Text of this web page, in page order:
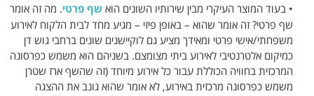
• בעוד המוצר העיקרי מבין שירותיו השונים הוא שף פרטי. מה זה אומר
שף פרטי? זה אומר שהוא – באופן פיזי – מגיע מחד לבית הלקוח לאירוע
משפחתי/אישי פרטי ומאידך מציע גם לוקיישנים שונים ברחבי גוש דן
כמיקום אלטרנטיבי לאירוע ביתי מצומצם. בשניהם הוא משמש כפרסונה
המרכזית בחוויה הכוללת עבור כל אירוע מיוחד (זה שהשף ארז שטרן
משמש כפרסונה מרכזית באירוע, לא אומר שהוא גונב את ההצגה